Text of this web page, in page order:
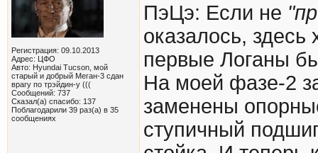
Регистрация: 09.10.2013
Адрес: ЦФО
Авто: Hyundai Tucson, мой
старый и добрый Меган-3 сдан
врагу по трэйдин-у (((
Сообщений: 737
Сказал(а) спасибо: 137
Поблагодарили 39 раз(а) в 35
сообщениях
ПэЦэ: Если не
оказалось, здесь
первые Логаны
На моей фазе-2
заменены
ступичный